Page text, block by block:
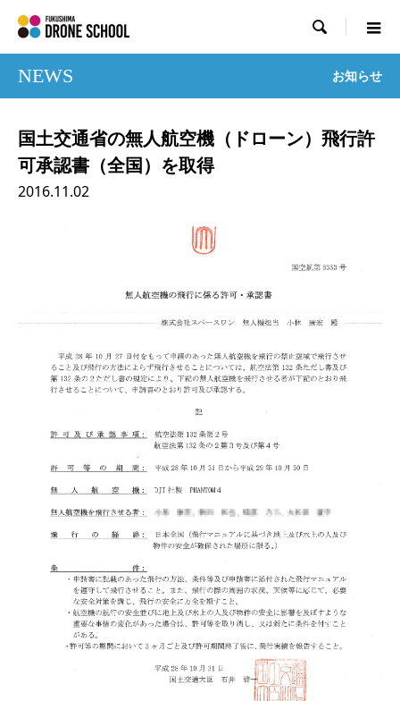

NEWS お知らせ
国土交通省の無人航空機（ドローン）飛行許
可承認書（全国）を取得
2016.11.02